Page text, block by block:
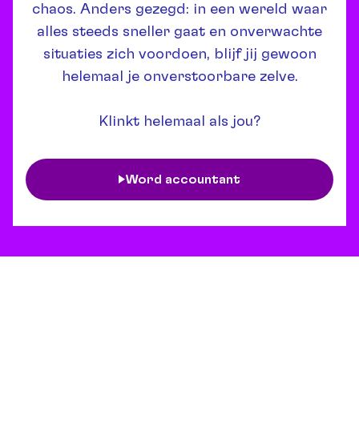
chaos. Anders gezegd: in een wereld waar
alles steeds sneller gaat en onverwachte
situaties zich voordoen, blijf jij gewoon
helemaal je onverstoorbare zelve.
Klinkt helemaal als jou?
Word accountant